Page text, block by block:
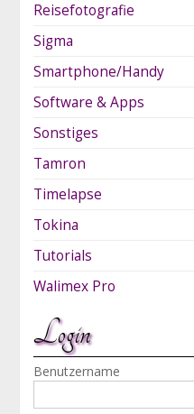
Reisefotografie
Sigma
Smartphone/Handy
Software & Apps
Sonstiges
Tamron
Timelapse
Tokina
Tutorials
Walimex Pro
Login
Benutzername